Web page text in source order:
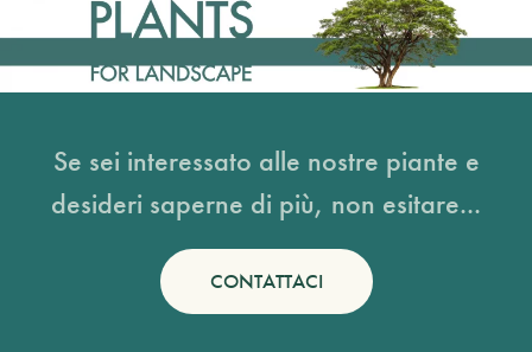
Se sei interessato alle nostre piante e
desideri saperne di più, non esitare...
CONTATTACI